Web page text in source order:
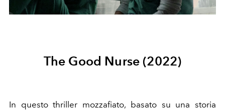
The Good Nurse (2022)
In questo thriller mozzafiato, basato su una storia